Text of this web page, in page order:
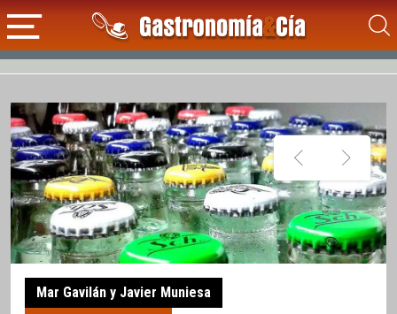
Mar Gavilán y Javier Muniesa